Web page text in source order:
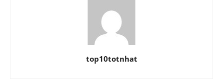
top10totnhat